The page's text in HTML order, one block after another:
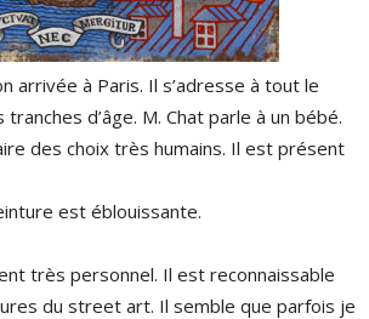
arrivée à Paris. Il s’adresse à tout le
d’âge. M. Chat parle à un bébé.
des choix très humains. Il est présent
est éblouissante.
très personnel. Il est reconnaissable
du street art. Il semble que parfois je